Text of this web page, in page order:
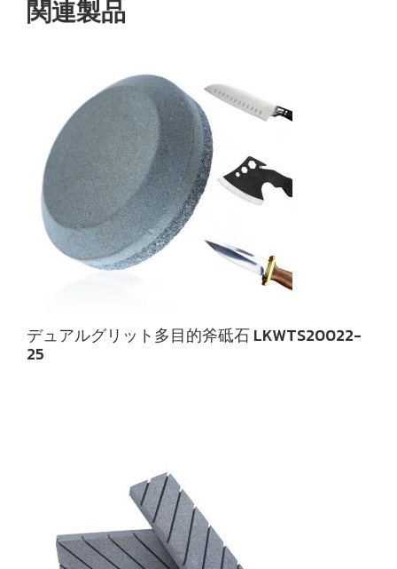
関連製品
デュアルグリット多目的斧砥石 LKWTS20022-
25